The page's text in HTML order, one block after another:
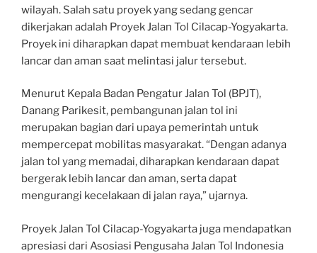
wilayah. Salah satu proyek yang sedang gencar
dikerjakan adalah Proyek Jalan Tol Cilacap-Yogyakarta.
Proyek ini diharapkan dapat membuat kendaraan lebih
lancar dan aman saat melintasi jalur tersebut.
Menurut Kepala Badan Pengatur Jalan Tol (BPJT),
Danang Parikesit, pembangunan jalan tol ini
merupakan bagian dari upaya pemerintah untuk
mempercepat mobilitas masyarakat. “Dengan adanya
jalan tol yang memadai, diharapkan kendaraan dapat
bergerak lebih lancar dan aman, serta dapat
mengurangi kecelakaan di jalan raya,” ujarnya.
Proyek Jalan Tol Cilacap-Yogyakarta juga mendapatkan
apresiasi dari Asosiasi Pengusaha Jalan Tol Indonesia